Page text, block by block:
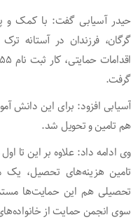
حیدر آسیابی گفت: با کمک و
گرگان، فرزندان در آستانه
گرفت.
آسیابی افزود: برای این دانش
هم تامین و تحویل شد.
وی ادامه داد: علاوه بر این تا
تامین هزینه‌های تحصیل،
تحصیلی هم این حمایت‌ها
سوی انجمن حمایت از